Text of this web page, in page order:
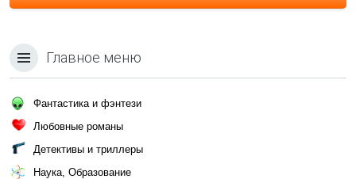
Главное меню
Фантастика и фэнтези
Любовные романы
Детективы и триллеры
Наука, Образование